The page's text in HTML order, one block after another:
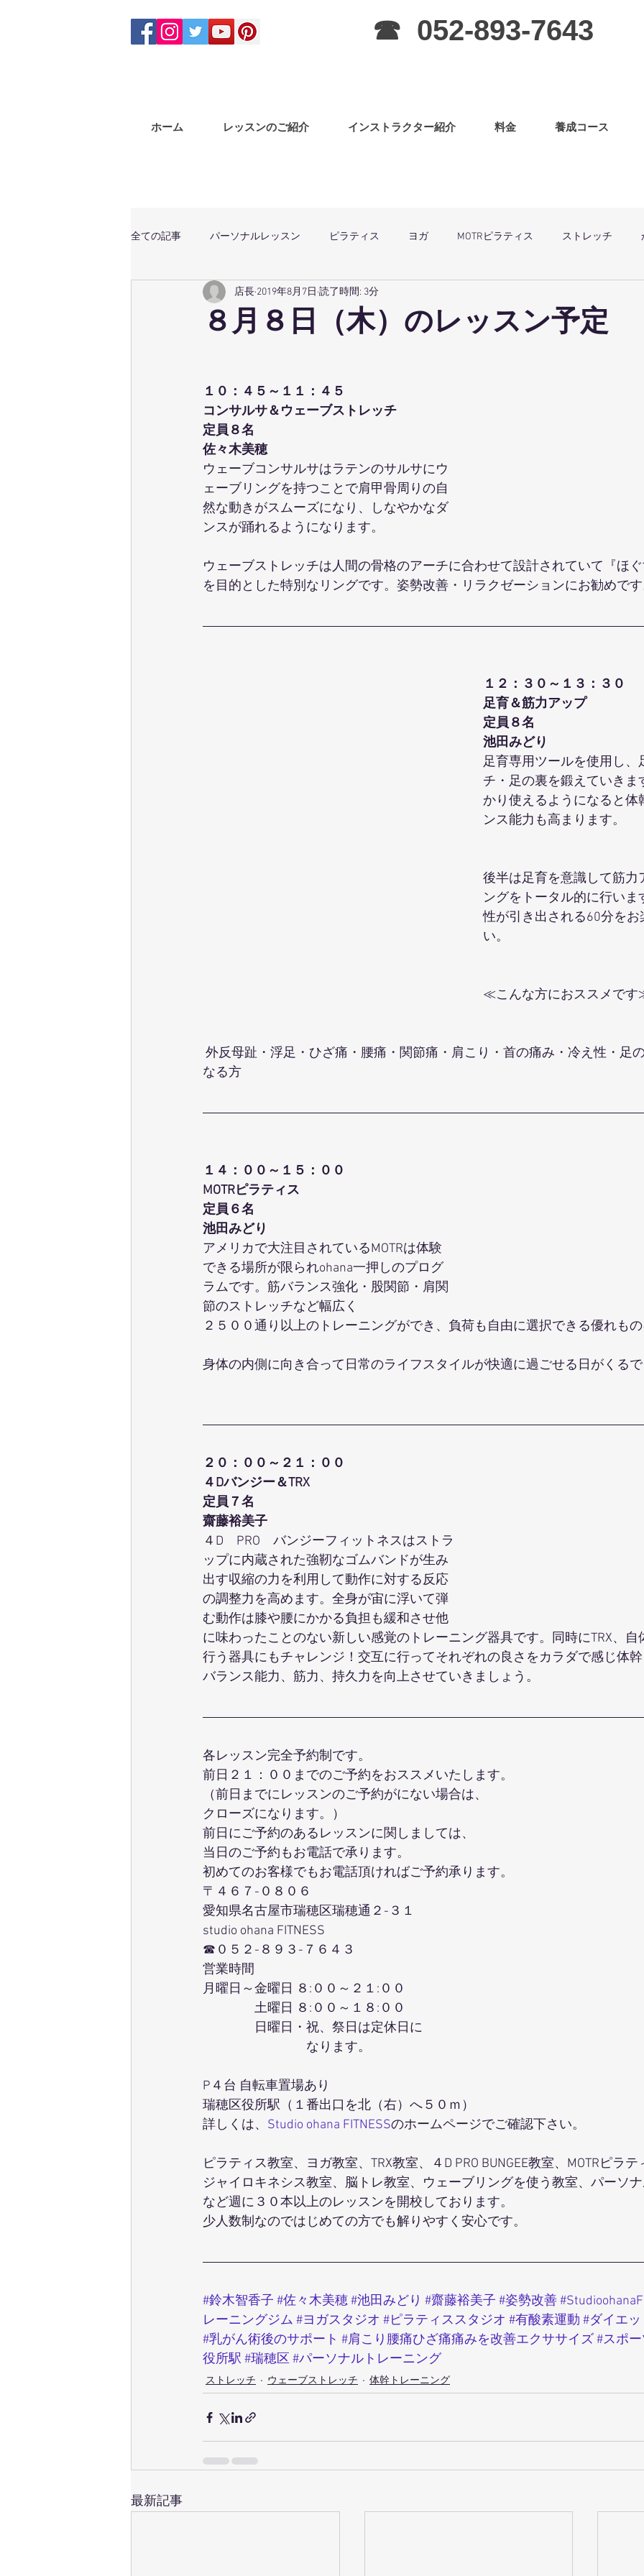
☎ 052-893-7643
ホーム レッスンのご紹介 インストラクター紹介 料金 養成コース
全ての記事 パーソナルレッスン ピラティス ヨガ MOTRピラティス ストレッチ
体幹トレーニング マサラバングラ ピラティス（子連OK）
テクニカル養成コース パーソナルストレッチ
ポールウォーキング ピラティス養成コース 講演会
８月８日（木）のレッスン予定
店長 2019年8月7日 読了時間: 3分
１０：４５～１１：４５
コンサルサ＆ウェーブストレッチ
定員８名
佐々木美穂
ウェーブコンサルサはラテンのサルサにウ
ェーブリングを持つことで肩甲骨周りの自
然な動きがスムーズになり、しなやかなダ
ンスが踊れるようになります。
ウェーブストレッチは人間の骨格のアーチに合わせて設計されていて『ほ
を目的とした特別なリングです。姿勢改善・リラクゼーションにお勧めで
１２：３０～１３：３０
足育＆筋力アップ
定員８名
池田みどり
足育専用ツールを使用し、
チ・足の裏を鍛えていきま
かり使えるようになると体
ンス能力も高まります。
後半は足育を意識して筋力
ングをトータル的に行いま
性が引き出される60分をお
い。
≪こんな方におススメで
なる方
１４：００～１５：００
MOTRピラティス
定員６名
池田みどり
アメリカで大注目されているMOTRは体験
できる場所が限られohana一押しのプログ
ラムです。筋バランス強化・股関節・肩関
節のストレッチなど幅広く
２５００通り以上のトレーニングができ、負荷も自由に選択できる優れも
身体の内側に向き合って日常のライフスタイルが快適に過ごせる日がくる
２０：００～２１：００
４Dバンジー＆TRX
定員７名
齋藤裕美子
４D　PRO　バンジーフィットネスはストラ
ップに内蔵された強靭なゴムバンドが生み
出す収縮の力を利用して動作に対する反応
の調整力を高めます。全身が宙に浮いて弾
む動作は膝や腰にかかる負担も緩和させ他
に味わったことのない新しい感覚のトレーニング器具です。同時にTRX、自
行う器具にもチャレンジ！交互に行ってそれぞれの良さをカラダで感じ体
バランス能力、筋力、持久力を向上させていきましょう。
各レッスン完全予約制です。
前日２１：００までのご予約をおススメいたします。
（前日までにレッスンのご予約がにない場合は、
クローズになります。）
前日にご予約のあるレッスンに関しましては、
当日のご予約もお電話で承ります。
初めてのお客様でもお電話頂ければご予約承ります。
〒４６７-０８０６
愛知県名古屋市瑞穂区瑞穂通２-３１
studio ohana FITNESS
☎０５２-８９３-７６４３
営業時間
月曜日～金曜日 ８:００～２１:００
土曜日 ８:００～１８:００
日曜日・祝、祭日は定休日に
なります。
P４台 自転車置場あり
瑞穂区役所駅（１番出口を北（右）へ５０ｍ）
詳しくは、 Studio ohana FITNESSのホームページでご確認下さい。
ピラティス教室、ヨガ教室、TRX教室、４D PRO BUNGEE教室、MOTRピラ
ジャイロキネシス教室、脳トレ教室、ウェーブリングを使う教室、パーソ
など週に３０本以上のレッスンを開校しております。
少人数制なのではじめての方でも解りやすく安心です。
#鈴木智香子 #佐々木美穂#池田みどり #齋藤裕美子 #姿勢改善
レーニングジム #ヨガスタジオ #ピラティススタジオ #有酸素運動 #ダイエッ
#乳がん術後のサポート #肩こり腰痛ひざ痛痛みを改善エクササイズ #スポ
役所駅#瑞穂区#パーソナルトレーニング
ストレッチ ウェーブストレッチ 体幹トレーニング
最新記事